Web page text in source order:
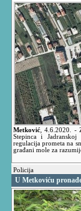
Metković ,4.6.2020. -
Stepinca i Jadranskoj
regulacija prometa na
građani mole za
Policija
U Metkoviću